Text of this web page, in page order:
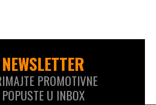
NEWSLETTER
PROMOTIVNE
POPUSTE U INBOX